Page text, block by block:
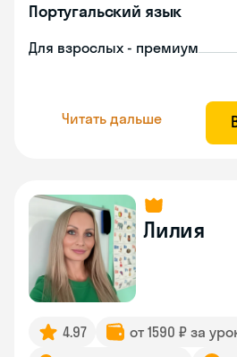
Португальский язык
Для взрослых - премиум
Читать дальше
Лилия
4.97
от 1590 ₽ за